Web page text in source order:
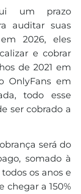
um prazo
auditar suas
2026, eles
e cobrar
de 2021 em
OnlyFans em
todo esse
ser cobrado a
será do
somado à
os anos e
chegar a 150%